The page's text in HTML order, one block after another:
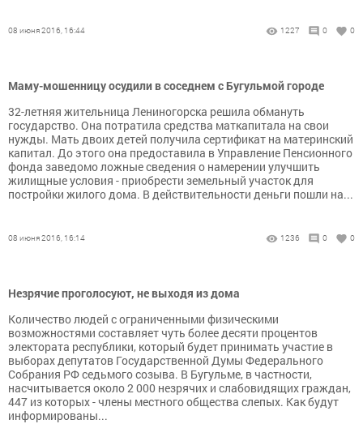
08 июня 2016, 16:44 1227 0 0
Маму-мошенницу осудили в соседнем с Бугульмой городе
32-летняя жительница Лениногорска решила обмануть
государство. Она потратила средства маткапитала на свои
нужды. Мать двоих детей получила сертификат на материнский
капитал. До этого она предоставила в Управление Пенсионного
фонда заведомо ложные сведения о намерении улучшить
жилищные условия - приобрести земельный участок для
постройки жилого дома. В действительности деньги пошли на...
08 июня 2016, 16:14 1236 0 0
Незрячие проголосуют, не выходя из дома
Количество людей с ограниченными физическими
возможностями составляет чуть более десяти процентов
электората республики, который будет принимать участие в
выборах депутатов Государственной Думы Федерального
Собрания РФ седьмого созыва. В Бугульме, в частности,
насчитывается около 2 000 незрячих и слабовидящих граждан,
447 из которых - члены местного общества слепых. Как будут
информированы...